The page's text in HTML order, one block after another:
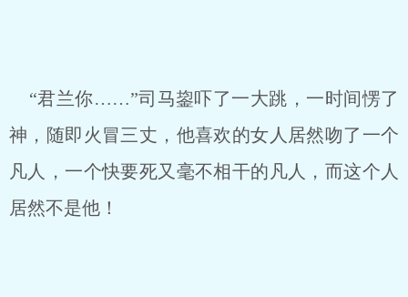
“君兰你……”司马鋆吓了一大跳，一时间愣了
神，随即火冒三丈，他喜欢的女人居然吻了一个
凡人，一个快要死又毫不相干的凡人，而这个人
居然不是他！